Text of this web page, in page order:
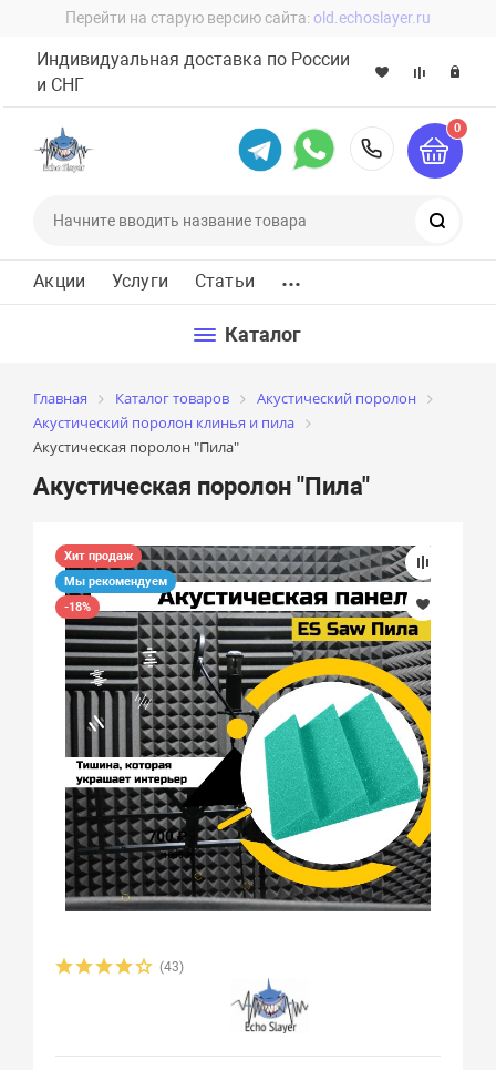
Перейти на старую версию сайта: old.echoslayer.ru
Индивидуальная доставка по России
и СНГ
8 (800)
0
Акции Услуги Статьи ...
Каталог
Главная Каталог товаров
Акустический поролон
Акустический поролон клинья и пила
Акустическая поролон "Пила"
Акустическая поролон "Пила"
Хит продаж
Мы рекомендуем
-18%
(43)